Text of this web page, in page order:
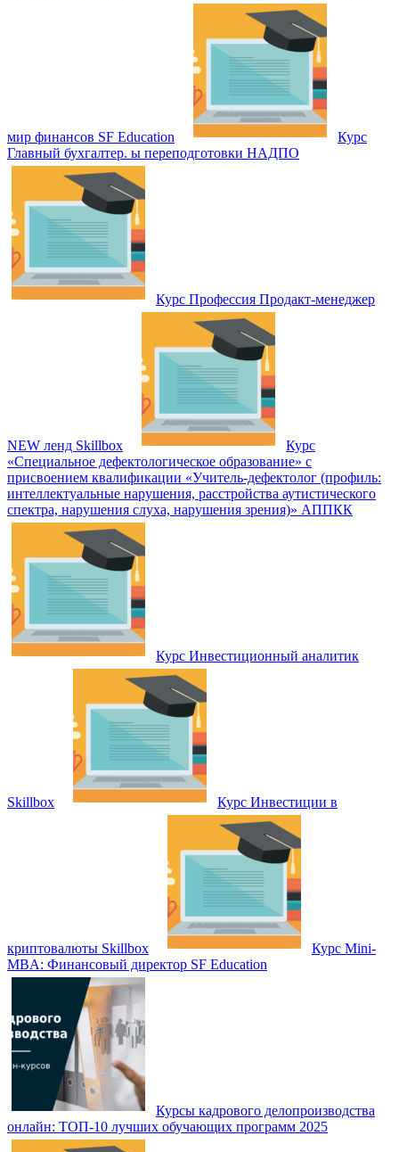
мир финансов SF Education
Курс
Главный бухгалтер. ы переподготовки НАДПО
Курс Профессия Продакт-менеджер
NEW ленд Skillbox
Курс
«Специальное дефектологическое образование» с
присвоением квалификации «Учитель-дефектолог (профиль:
интеллектуальные нарушения, расстройства аутистического
спектра, нарушения слуха, нарушения зрения)» АППКК
Курс Инвестиционный аналитик
Skillbox Курс Инвестиции в
криптовалюты Skillbox
Курс Mini-
MBA: Финансовый директор SF Education
Курсы кадрового делопроизводства
онлайн: ТОП‑10 лучших обучающих программ 2025